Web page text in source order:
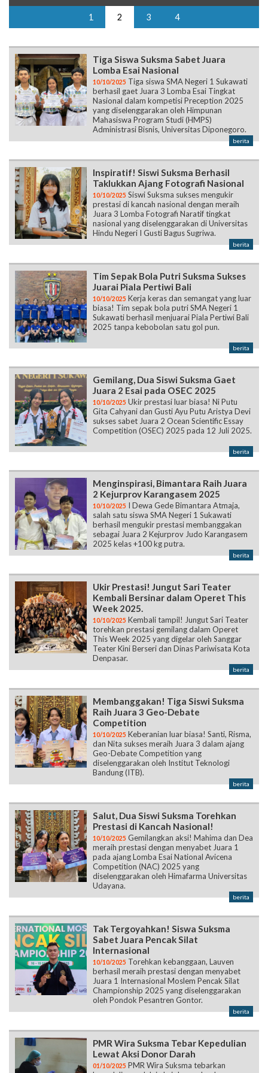
1 2 3 4
Tiga Siswa Suksma Sabet Juara
Lomba Esai Nasional
10/10/2025 Tiga siswa SMA Negeri 1 Sukawati
berhasil gaet Juara 3 Lomba Esai Tingkat
Nasional dalam kompetisi Preception 2025
yang diselenggarakan oleh Himpunan
Mahasiswa Program Studi (HMPS)
Administrasi Bisnis, Universitas Diponegoro.
berita
Inspiratif! Siswi Suksma Berhasil
Taklukkan Ajang Fotografi Nasional
10/10/2025 Siswi Suksma sukses mengukir
prestasi di kancah nasional dengan meraih
Juara 3 Lomba Fotografi Naratif tingkat
nasional yang diselenggarakan di Universitas
Hindu Negeri I Gusti Bagus Sugriwa.
berita
Tim Sepak Bola Putri Suksma Sukses
Juarai Piala Pertiwi Bali
10/10/2025 Kerja keras dan semangat yang luar
biasa! Tim sepak bola putri SMA Negeri 1
Sukawati berhasil menjuarai Piala Pertiwi Bali
2025 tanpa kebobolan satu gol pun.
berita
Gemilang, Dua Siswi Suksma Gaet
Juara 2 Esai pada OSEC 2025
10/10/2025 Ukir prestasi luar biasa! Ni Putu
Gita Cahyani dan Gusti Ayu Putu Aristya Devi
sukses sabet Juara 2 Ocean Scientific Essay
Competition (OSEC) 2025 pada 12 Juli 2025.
berita
Menginspirasi, Bimantara Raih Juara
2 Kejurprov Karangasem 2025
10/10/2025 I Dewa Gede Bimantara Atmaja,
salah satu siswa SMA Negeri 1 Sukawati
berhasil mengukir prestasi membanggakan
sebagai Juara 2 Kejurprov Judo Karangasem
2025 kelas +100 kg putra.
berita
Ukir Prestasi! Jungut Sari Teater
Kembali Bersinar dalam Operet This
Week 2025.
10/10/2025 Kembali tampil! Jungut Sari Teater
torehkan prestasi gemilang dalam Operet
This Week 2025 yang digelar oleh Sanggar
Teater Kini Berseri dan Dinas Pariwisata Kota
Denpasar.
berita
Membanggakan! Tiga Siswi Suksma
Raih Juara 3 Geo-Debate
Competition
10/10/2025 Keberanian luar biasa! Santi, Risma,
dan Nita sukses meraih Juara 3 dalam ajang
Geo-Debate Competition yang
diselenggarakan oleh Institut Teknologi
Bandung (ITB).
berita
Salut, Dua Siswi Suksma Torehkan
Prestasi di Kancah Nasional!
10/10/2025 Gemilangkan aksi! Mahima dan Dea
meraih prestasi dengan menyabet Juara 1
pada ajang Lomba Esai National Avicena
Competition (NAC) 2025 yang
diselenggarakan oleh Himafarma Universitas
Udayana.
berita
Tak Tergoyahkan! Siswa Suksma
Sabet Juara Pencak Silat
Internasional
10/10/2025 Torehkan kebanggaan, Lauven
berhasil meraih prestasi dengan menyabet
Juara 1 Internasional Moslem Pencak Silat
Championship 2025 yang diselenggarakan
oleh Pondok Pesantren Gontor.
berita
PMR Wira Suksma Tebar Kepedulian
Lewat Aksi Donor Darah
01/10/2025 PMR Wira Suksma tebarkan